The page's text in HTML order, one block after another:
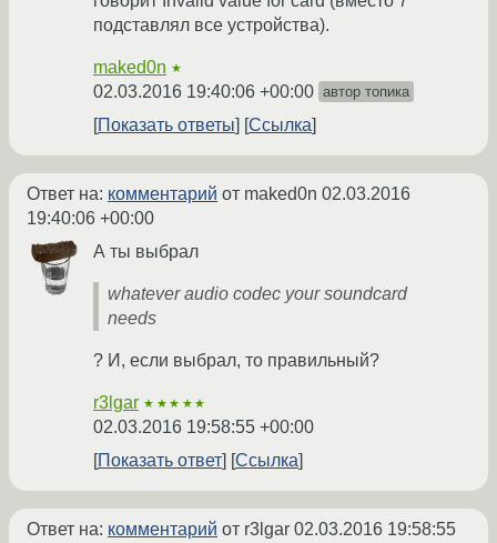
подставлял все устройства).
maked0n ★
02.03.2016 19:40:06 +00:00 автор топика
Показать ответы Ссылка
Ответ на: комментарий от maked0n 02.03.2016
19:40:06 +00:00
А ты выбрал
whatever audio codec your soundcard
needs
? И, если выбрал, то правильный?
r3lgar ★★★★★
02.03.2016 19:58:55 +00:00
Показать ответ
Ссылка
Ответ на: комментарий от r3lgar 02.03.2016 19:58:55